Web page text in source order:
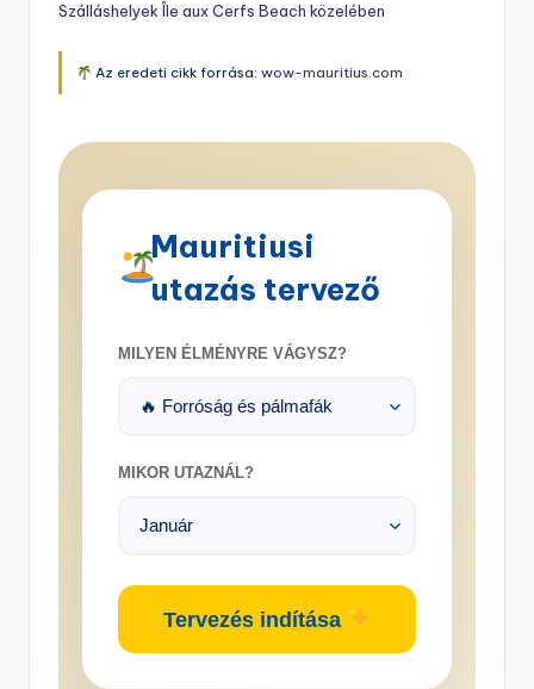
Szálláshelyek Île aux Cerfs Beach közelében
Az eredeti cikk forrása:wow-mauritius.com
Mauritiusi
utazás tervező
MILYEN ÉLMÉNYRE VÁGYSZ?
MIKOR UTAZNÁL?
Tervezés indítása